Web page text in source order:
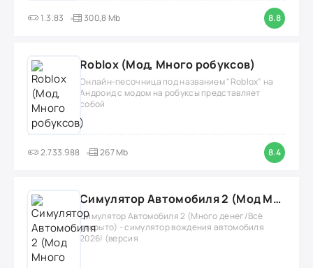
1.3.83 300,8 Mb 8.8
Roblox (Мод, Много робуксов)
Онлайн-песочница под названием "Roblox" на
Андроид с модом на робуксы представляет
собой
2.733.988 267 Mb 8.4
Симулятор Автомобиля 2 (Мод Много денег/Всё открыто)
Симулятор Автомобиля 2 (Много денег/Всё
открыто) - симулятор вождения автомобиля
2026! (версия